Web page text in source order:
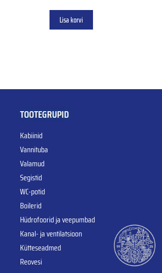
Lisa korvi
TOOTEGRUPID
Kabiinid
Vannituba
Valamud
Segistid
WC-potid
Boilerid
Hüdrofoorid ja veepumbad
Kanal- ja ventilatsioon
Kütteseadmed
Reovesi